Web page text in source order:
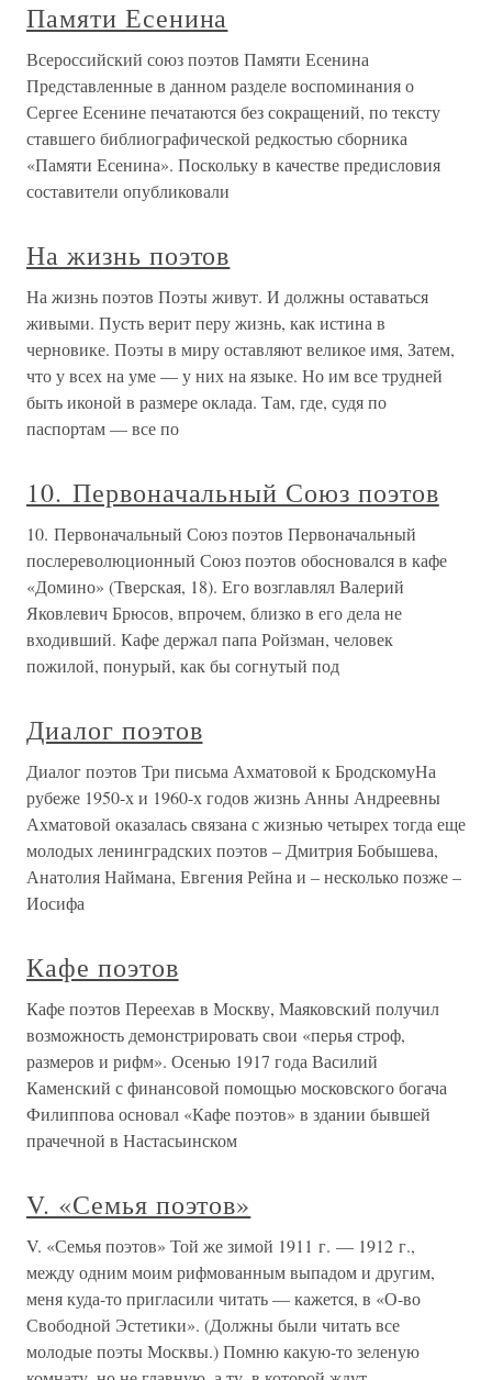
Памяти Есенина
Всероссийский союз поэтов Памяти Есенина
Представленные в данном разделе воспоминания о
Сергее Есенине печатаются без сокращений, по тексту
ставшего библиографической редкостью сборника
«Памяти Есенина». Поскольку в качестве предисловия
составители опубликовали
На жизнь поэтов
На жизнь поэтов Поэты живут. И должны оставаться
живыми. Пусть верит перу жизнь, как истина в
черновике. Поэты в миру оставляют великое имя, Затем,
что у всех на уме — у них на языке. Но им все трудней
быть иконой в размере оклада. Там, где, судя по
паспортам — все по
10. Первоначальный Союз поэтов
10. Первоначальный Союз поэтов Первоначальный
послереволюционный Союз поэтов обосновался в кафе
«Домино» (Тверская, 18). Его возглавлял Валерий
Яковлевич Брюсов, впрочем, близко в его дела не
входивший. Кафе держал папа Ройзман, человек
пожилой, понурый, как бы согнутый под
Диалог поэтов
Диалог поэтов Три письма Ахматовой к БродскомуНа
рубеже 1950-х и 1960-х годов жизнь Анны Андреевны
Ахматовой оказалась связана с жизнью четырех тогда еще
молодых ленинградских поэтов – Дмитрия Бобышева,
Анатолия Наймана, Евгения Рейна и – несколько позже –
Иосифа
Кафе поэтов
Кафе поэтов Переехав в Москву, Маяковский получил
возможность демонстрировать свои «перья строф,
размеров и рифм». Осенью 1917 года Василий
Каменский с финансовой помощью московского богача
Филиппова основал «Кафе поэтов» в здании бывшей
прачечной в Настасьинском
V. «Семья поэтов»
V. «Семья поэтов» Той же зимой 1911 г. — 1912 г.,
между одним моим рифмованным выпадом и другим,
меня куда-то пригласили читать — кажется, в «О-во
Свободной Эстетики». (Должны были читать все
молодые поэты Москвы.) Помню какую-то зеленую